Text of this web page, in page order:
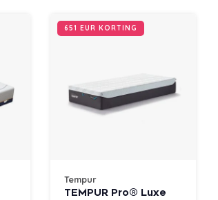
651 EUR KORTING
Tempur
TEMPUR Pro® Luxe